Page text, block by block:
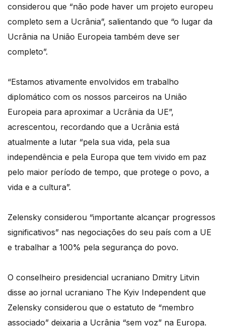
considerou que “não pode haver um projeto europeu
completo sem a Ucrânia”, salientando que “o lugar da
Ucrânia na União Europeia também deve ser
completo”.
“Estamos ativamente envolvidos em trabalho
diplomático com os nossos parceiros na União
Europeia para aproximar a Ucrânia da UE”,
acrescentou, recordando que a Ucrânia está
atualmente a lutar “pela sua vida, pela sua
independência e pela Europa que tem vivido em paz
pelo maior período de tempo, que protege o povo, a
vida e a cultura”.
Zelensky considerou “importante alcançar progressos
significativos” nas negociações do seu país com a UE
e trabalhar a 100% pela segurança do povo.
O conselheiro presidencial ucraniano Dmitry Litvin
disse ao jornal ucraniano The Kyiv Independent que
Zelensky considerou que o estatuto de “membro
associado” deixaria a Ucrânia “sem voz” na Europa.